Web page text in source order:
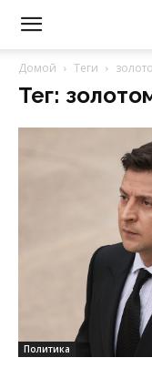
Домой Теги
Тег:
Политика